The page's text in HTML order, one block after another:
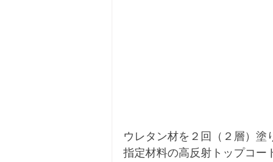
ウレタン材を２回（２層）塗
指定材料の高反射トップコー